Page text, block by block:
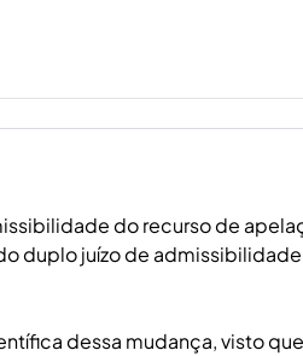
do recurso de
duplo juízo de
dessa mudança, visto